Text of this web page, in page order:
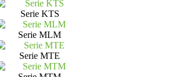
Serie KTS
Serie MLM
Serie MTE